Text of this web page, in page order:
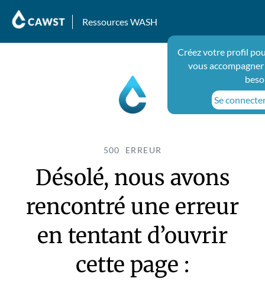
Ressources WASH
Créez votre profil
vous
Se
500 ERREUR
Désolé, nous avons
rencontré une erreur
en tentant d’ouvrir
cette page :